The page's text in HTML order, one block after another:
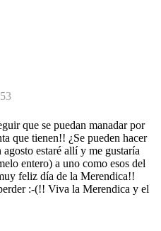
que se puedan manadar por
que tienen!! ¿Se pueden hacer
estaré allí y me gustaría
entero) a uno como esos del
feliz día de la Merendica!!
:-(!! Viva la Merendica y el